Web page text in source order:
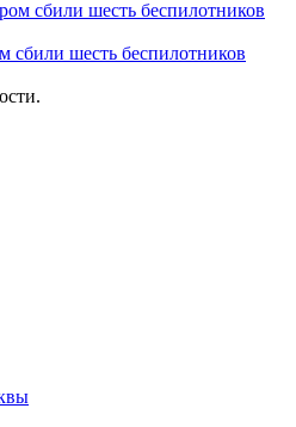
сбили шесть беспилотников